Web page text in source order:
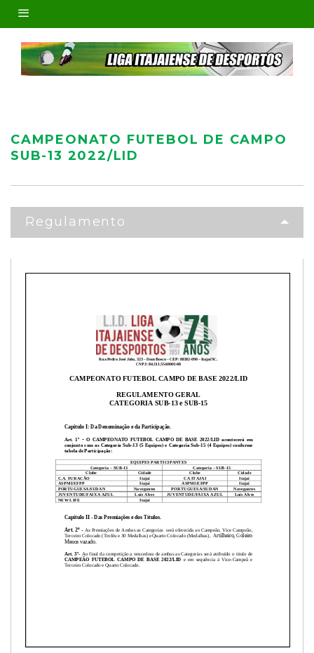
CAMPEONATO FUTEBOL DE CAMPO
SUB-13 2022/LID
Regulamento